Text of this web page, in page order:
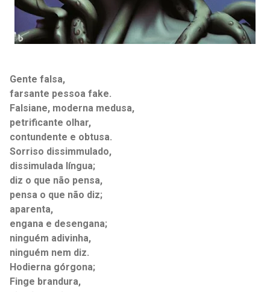
Gente falsa,
farsante pessoa fake.
Falsiane, moderna medusa,
petrificante olhar,
contundente e obtusa.
Sorriso dissimmulado,
dissimulada língua;
diz o que não pensa,
pensa o que não diz;
aparenta,
engana e desengana;
ninguém adivinha,
ninguém nem diz.
Hodierna górgona;
Finge brandura,